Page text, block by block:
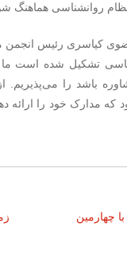
روانشناسی هماهنگ
کیاسری رئیس انجمن
تشکیل شده است ما
مدارک خود را ارائه
چهارمین